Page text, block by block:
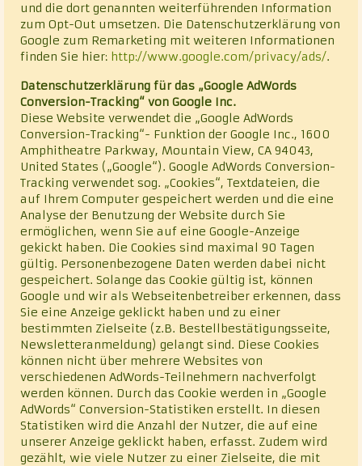
und die dort genannten weiterführenden Information
zum Opt-Out umsetzen. Die Datenschutzerklärung von
Google zum Remarketing mit weiteren Informationen
finden Sie hier: http://www.google.com/privacy/ads/.
Datenschutzerklärung für das „Google AdWords
Conversion-Tracking“ von Google Inc.
Diese Website verwendet die „Google AdWords
Conversion-Tracking“- Funktion der Google Inc., 1600
Amphitheatre Parkway, Mountain View, CA 94043,
United States („Google“). Google AdWords Conversion-
Tracking verwendet sog. „Cookies“, Textdateien, die
auf Ihrem Computer gespeichert werden und die eine
Analyse der Benutzung der Website durch Sie
ermöglichen, wenn Sie auf eine Google-Anzeige
gekickt haben. Die Cookies sind maximal 90 Tagen
gültig. Personenbezogene Daten werden dabei nicht
gespeichert. Solange das Cookie gültig ist, können
Google und wir als Webseitenbetreiber erkennen, dass
Sie eine Anzeige geklickt haben und zu einer
bestimmten Zielseite (z.B. Bestellbestätigungsseite,
Newsletteranmeldung) gelangt sind. Diese Cookies
können nicht über mehrere Websites von
verschiedenen AdWords-Teilnehmern nachverfolgt
werden können. Durch das Cookie werden in „Google
AdWords“ Conversion-Statistiken erstellt. In diesen
Statistiken wird die Anzahl der Nutzer, die auf eine
unserer Anzeige geklickt haben, erfasst. Zudem wird
gezählt, wie viele Nutzer zu einer Zielseite, die mit